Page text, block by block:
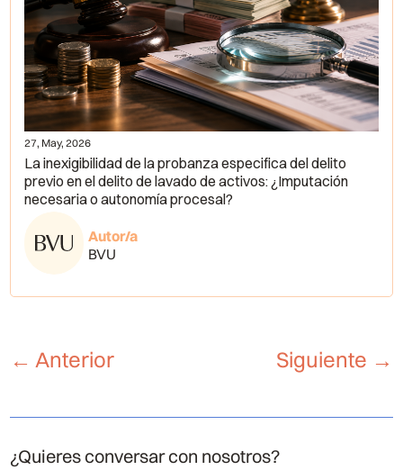
27, May, 2026
La inexigibilidad de la probanza especifica del delito
previo en el delito de lavado de activos: ¿Imputación
necesaria o autonomía procesal?
Autor/a
BVU
←Anterior Siguiente →
¿Quieres conversar con nosotros?